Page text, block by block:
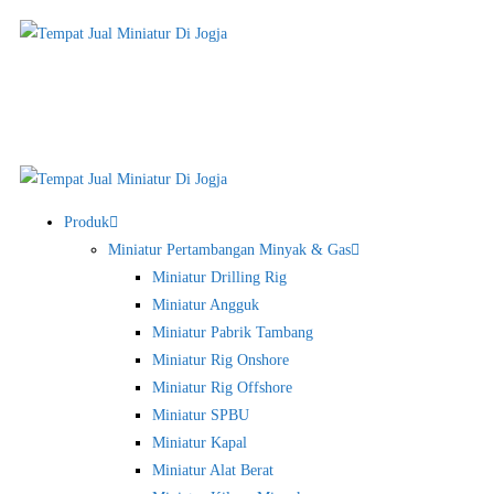
Produk
Miniatur Pertambangan Minyak & Gas
Miniatur Drilling Rig
Miniatur Angguk
Miniatur Pabrik Tambang
Miniatur Rig Onshore
Miniatur Rig Offshore
Miniatur SPBU
Miniatur Kapal
Miniatur Alat Berat